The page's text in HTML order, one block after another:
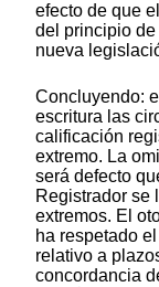
efecto de que
del principio
nueva
Concluyendo:
escritura las
calificación
extremo. La
será defecto
Registrador se
extremos. El
ha respetado
relativo a
concordancia